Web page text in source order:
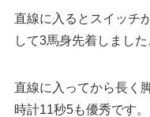
直線に入るとスイッチ
して3馬身先着しました
直線に入ってから長く
時計11秒5も優秀です。